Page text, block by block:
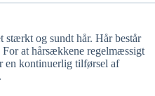
stærkt og sundt hår. Hår består
For at hårsækkene regelmæssigt
en kontinuerlig tilførsel af
.